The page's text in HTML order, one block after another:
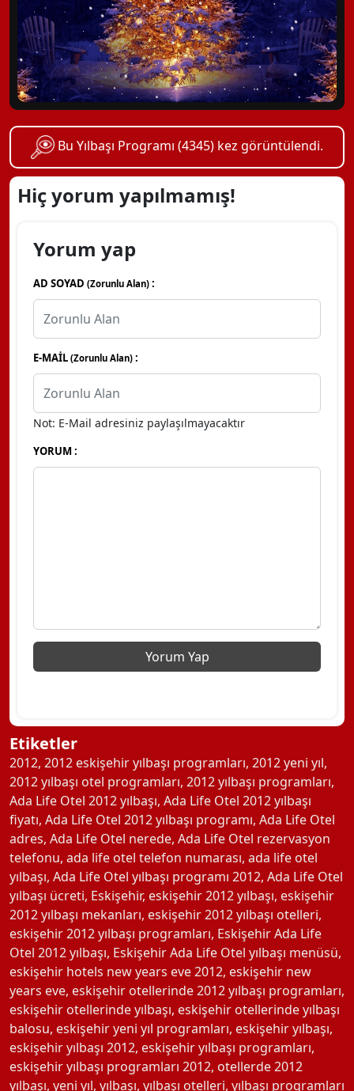
Bu Yılbaşı Programı (4345) kez görüntülendi.
Hiç yorum yapılmamış!
Yorum yap
AD SOYAD (Zorunlu Alan) :
E-MAİL (Zorunlu Alan) :
Not: E-Mail adresiniz paylaşılmayacaktır
YORUM :
Etiketler
2012, 2012 eskişehir yılbaşı programları, 2012 yeni yıl,
2012 yılbaşı otel programları, 2012 yılbaşı programları,
Ada Life Otel 2012 yılbaşı, Ada Life Otel 2012 yılbaşı
fiyatı, Ada Life Otel 2012 yılbaşı programı, Ada Life Otel
adres, Ada Life Otel nerede, Ada Life Otel rezervasyon
telefonu, ada life otel telefon numarası, ada life otel
yılbaşı, Ada Life Otel yılbaşı programı 2012, Ada Life Otel
yılbaşı ücreti, Eskişehir, eskişehir 2012 yılbaşı, eskişehir
2012 yılbaşı mekanları, eskişehir 2012 yılbaşı otelleri,
eskişehir 2012 yılbaşı programları, Eskişehir Ada Life
Otel 2012 yılbaşı, Eskişehir Ada Life Otel yılbaşı menüsü,
eskişehir hotels new years eve 2012, eskişehir new
years eve, eskişehir otellerinde 2012 yılbaşı programları,
eskişehir otellerinde yılbaşı, eskişehir otellerinde yılbaşı
balosu, eskişehir yeni yıl programları, eskişehir yılbaşı,
eskişehir yılbaşı 2012, eskişehir yılbaşı programları,
eskişehir yılbaşı programları 2012, otellerde 2012
yılbaşı, yeni yıl, yılbaşı, yılbaşı otelleri, yılbaşı programları